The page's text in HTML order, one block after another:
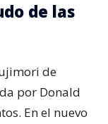
de las
de
por Donald
En el nuevo